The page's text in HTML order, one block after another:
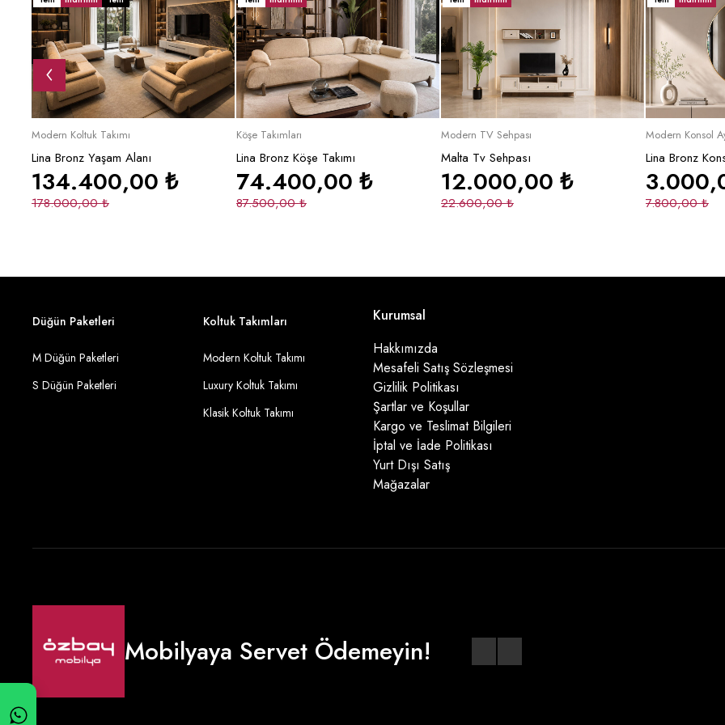
Sepete Ekle
Modern Koltuk Takımı
Lina Bronz Yaşam Alanı
178.000,00₺
134.400,00 ₺
Köşe Takımları
Lina Bronz Köşe Takımı
87.500,00₺
74.400,00 ₺
Sepete Ekle
Modern TV Sehpası
Malta Tv Sehpası
22.600,00₺
12.000,00 ₺
Modern Konsol
Lina Bronz
7.800,00₺
Düğün Paketleri
M Düğün Paketleri
S Düğün Paketleri
Koltuk Takımları
Modern Koltuk Takımı
Luxury Koltuk Takımı
Klasik Koltuk Takımı
Kurumsal
Hakkımızda
Mesafeli Satış Sözleşmesi
Gizlilik Politikası
Şartlar ve Koşullar
Kargo ve Teslimat Bilgileri
İptal ve İade Politikası
Yurt Dışı Satış
Mağazalar
Mobilyaya Servet Ödemeyin!